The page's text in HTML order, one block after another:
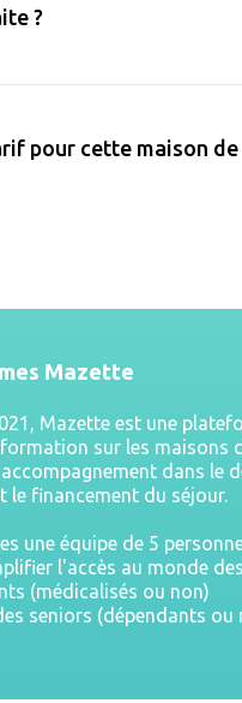
?
pour cette maison de
Mazette
Mazette est une
sur les maisons
dans le
le financement du séjour.
une équipe de 5
l'accès au monde des
(médicalisés ou non)
seniors (dépendants ou